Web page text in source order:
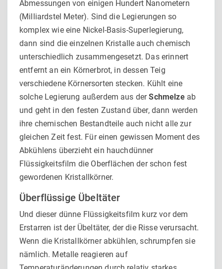
Abmessungen von einigen Hundert Nanometern
(Milliardstel Meter). Sind die Legierungen so
komplex wie eine Nickel-Basis-Superlegierung,
dann sind die einzelnen Kristalle auch chemisch
unterschiedlich zusammengesetzt. Das erinnert
entfernt an ein Körnerbrot, in dessen Teig
verschiedene Körnersorten stecken. Kühlt eine
solche Legierung außerdem aus derSchmelze ab
und geht in den festen Zustand über, dann werden
ihre chemischen Bestandteile auch nicht alle zur
gleichen Zeit fest. Für einen gewissen Moment des
Abkühlens überzieht ein hauchdünner
Flüssigkeitsfilm die Oberflächen der schon fest
gewordenen Kristallkörner.
Überflüssige Übeltäter
Und dieser dünne Flüssigkeitsfilm kurz vor dem
Erstarren ist der Übeltäter, der die Risse verursacht.
Wenn die Kristallkör­ner abkühlen, schrumpfen sie
nämlich. Metalle reagieren auf